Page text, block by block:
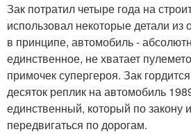
Зак потратил четыре года на
использовал некоторые детали из
в принципе, автомобиль -
единственное, не хватает
примочек супергероя. Зак
десяток реплик на автомобиль
единственный, который по закону
передвигаться по дорогам.